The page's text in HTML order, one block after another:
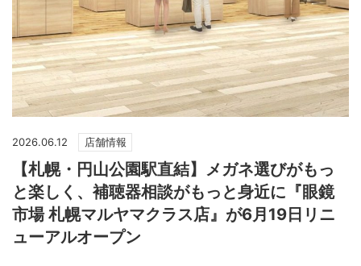
2026.06.12 店舗情報
【札幌・円山公園駅直結】メガネ選びがもっ
と楽しく、補聴器相談がもっと身近に『眼鏡
市場 札幌マルヤマクラス店』が6月19日リニ
ューアルオープン